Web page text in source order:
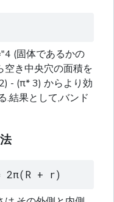
(固体であるかの
空き中央穴の面積を
- (π* 3) からより効
.結果として,バンド
2π(R + r)